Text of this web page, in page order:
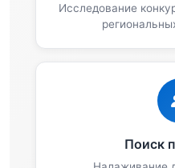
Исследование
Поиск